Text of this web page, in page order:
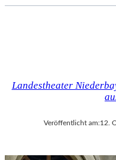
Landestheater
Veröffentlicht am:12.